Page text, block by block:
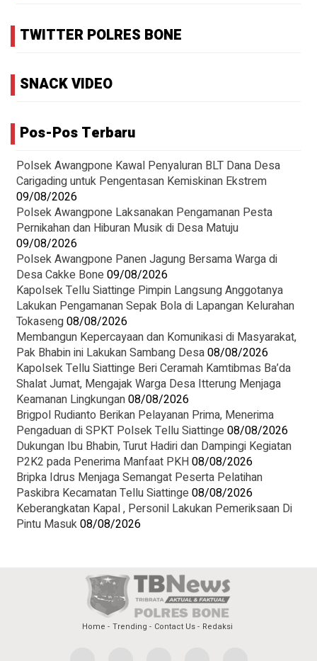
TWITTER POLRES BONE
SNACK VIDEO
Pos-Pos Terbaru
‎Polsek Awangpone Kawal Penyaluran BLT Dana Desa
Carigading untuk Pengentasan Kemiskinan Ekstrem
09/08/2026
‎Polsek Awangpone Laksanakan Pengamanan Pesta
Pernikahan dan Hiburan Musik di Desa Matuju ‎
09/08/2026
Polsek Awangpone Panen Jagung Bersama Warga di
Desa Cakke Bone09/08/2026
Kapolsek Tellu Siattinge Pimpin Langsung Anggotanya
Lakukan Pengamanan Sepak Bola di Lapangan Kelurahan
Tokaseng08/08/2026
Membangun Kepercayaan dan Komunikasi di Masyarakat,
Pak Bhabin ini Lakukan Sambang Desa08/08/2026
Kapolsek Tellu Siattinge Beri Ceramah Kamtibmas Ba’da
Shalat Jumat, Mengajak Warga Desa Itterung Menjaga
Keamanan Lingkungan08/08/2026
Brigpol Rudianto Berikan Pelayanan Prima, Menerima
Pengaduan di SPKT Polsek Tellu Siattinge08/08/2026
Dukungan Ibu Bhabin, Turut Hadiri dan Dampingi Kegiatan
P2K2 pada Penerima Manfaat PKH08/08/2026
Bripka Idrus Menjaga Semangat Peserta Pelatihan
Paskibra Kecamatan Tellu Siattinge08/08/2026
Keberangkatan Kapal , Personil Lakukan Pemeriksaan Di
Pintu Masuk08/08/2026
Home Trending Contact Us Redaksi